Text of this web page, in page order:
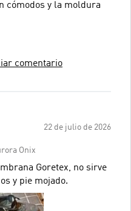
cómodos y la moldura
comentario
22 de julio de 2026
Onix
Goretex, no sirve
y pie mojado.